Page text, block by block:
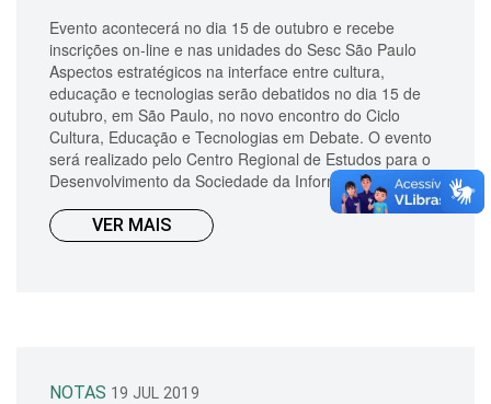
Evento acontecerá no dia 15 de outubro e recebe
inscrições on-line e nas unidades do Sesc São Paulo
Aspectos estratégicos na interface entre cultura,
educação e tecnologias serão debatidos no dia 15 de
outubro, em São Paulo, no novo encontro do Ciclo
Cultura, Educação e Tecnologias em Debate. O evento
será realizado pelo Centro Regional de Estudos para o
Desenvolvimento da Sociedade da Informaç&at...
VER MAIS
NOTAS 19 JUL 2019